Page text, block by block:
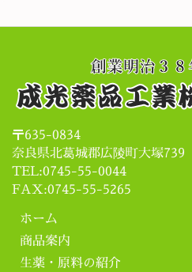
〒635-0834
奈良県北葛城郡広陵町大塚739
TEL:0745-55-0044
FAX:0745-55-5265
ホーム
商品案内
生薬・原料の紹介